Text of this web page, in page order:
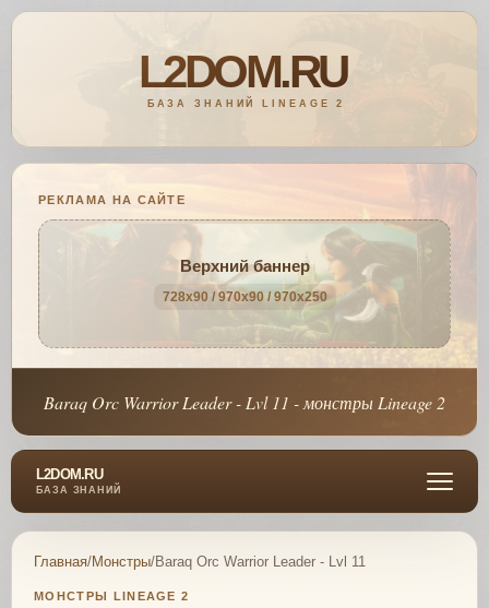
РЕКЛАМА НА САЙТЕ
Верхний баннер
728x90 / 970x90 / 970x250
Baraq Orc Warrior Leader - Lvl 11 - монстры Lineage 2
L2DOM.RU
БАЗА ЗНАНИЙ
Главная/Монстры/Baraq Orc Warrior Leader - Lvl 11
МОНСТРЫ LINEAGE 2